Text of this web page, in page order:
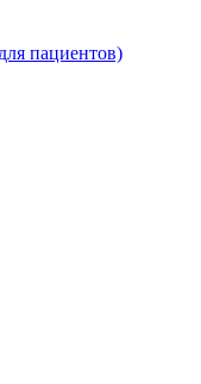
пациентов)